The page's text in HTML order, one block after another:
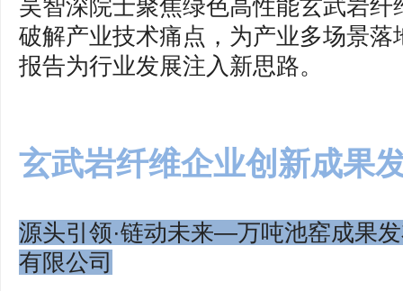
吴智深院士聚焦绿色高性能玄武岩
破解产业技术痛点，为产业多场景
报告为行业发展注入新思路。
玄武岩纤维企业创新成果
源头引领·链动未来—万吨池窑成果
有限公司